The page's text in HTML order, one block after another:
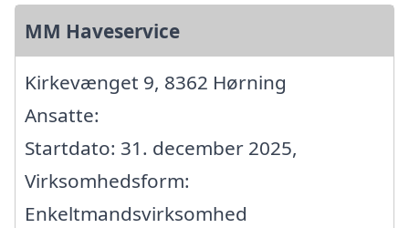
MM Haveservice
Kirkevænget 9, 8362 Hørning
Ansatte:
Startdato: 31. december 2025,
Virksomhedsform:
Enkeltmandsvirksomhed